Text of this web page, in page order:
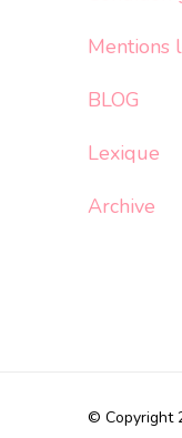
Mentions
BLOG
Lexique
Archive
© Copyright